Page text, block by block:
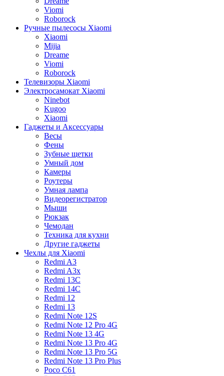
Viomi
Roborock
Ручные пылесосы Xiaomi
Xiaomi
Mijia
Dreame
Viomi
Roborock
Телевизоры Xiaomi
Электросамокат Xiaomi
Ninebot
Kugoo
Xiaomi
Гаджеты и Аксессуары
Весы
Фены
Зубные щетки
Умный дом
Камеры
Роутеры
Умная лампа
Видеорегистратор
Мыши
Рюкзак
Чемодан
Техника для кухни
Другие гаджеты
Чехлы для Xiaomi
Redmi A3
Redmi A3x
Redmi 13C
Redmi 14C
Redmi 12
Redmi 13
Redmi Note 12S
Redmi Note 12 Pro 4G
Redmi Note 13 4G
Redmi Note 13 Pro 4G
Redmi Note 13 Pro 5G
Redmi Note 13 Pro Plus
Poco C61